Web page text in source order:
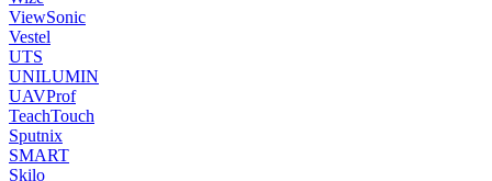
ViewSonic
Vestel
UTS
UNILUMIN
UAVProf
TeachTouch
Sputnix
SMART
Skilo